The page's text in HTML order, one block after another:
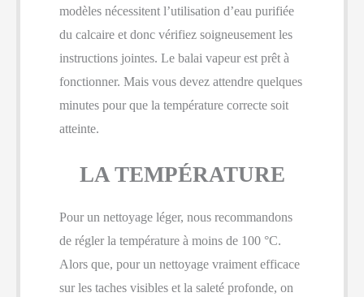
modèles nécessitent l’utilisation d’eau purifiée
du calcaire et donc vérifiez soigneusement les
instructions jointes. Le balai vapeur est prêt à
fonctionner. Mais vous devez attendre quelques
minutes pour que la température correcte soit
atteinte.
LA TEMPÉRATURE
Pour un nettoyage léger, nous recommandons
de régler la température à moins de 100 °C.
Alors que, pour un nettoyage vraiment efficace
sur les taches visibles et la saleté profonde, on